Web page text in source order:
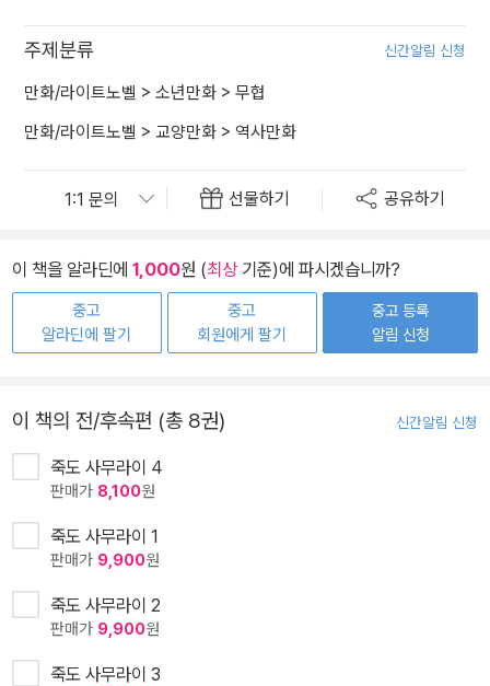
주제분류 신간알림 신청
만화/라이트노벨 > 소년만화 > 무협
만화/라이트노벨 > 교양만화 > 역사만화
선물하기 공유하기
이 책을 알라딘에 1,000원 (최상기준)에 파시겠습니까?
중고
알라딘에 팔기
중고
회원에게 팔기
중고 등록
알림 신청
이 책의 전/후속편 (총 8권) 신간알림 신청
죽도 사무라이 4
판매가 8,100원
죽도 사무라이 1
판매가 9,900원
죽도 사무라이 2
판매가 9,900원
죽도 사무라이 3